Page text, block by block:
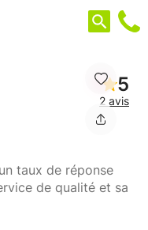
5
2 avis
taux de réponse
de qualité et sa